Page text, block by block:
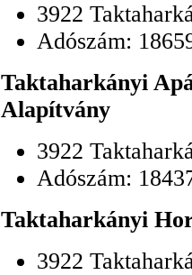
3922
Adószám:
Taktaharkányi
Alapítvány
3922
Adószám:
Taktaharkányi
3922